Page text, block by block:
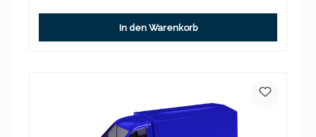
In den Warenkorb